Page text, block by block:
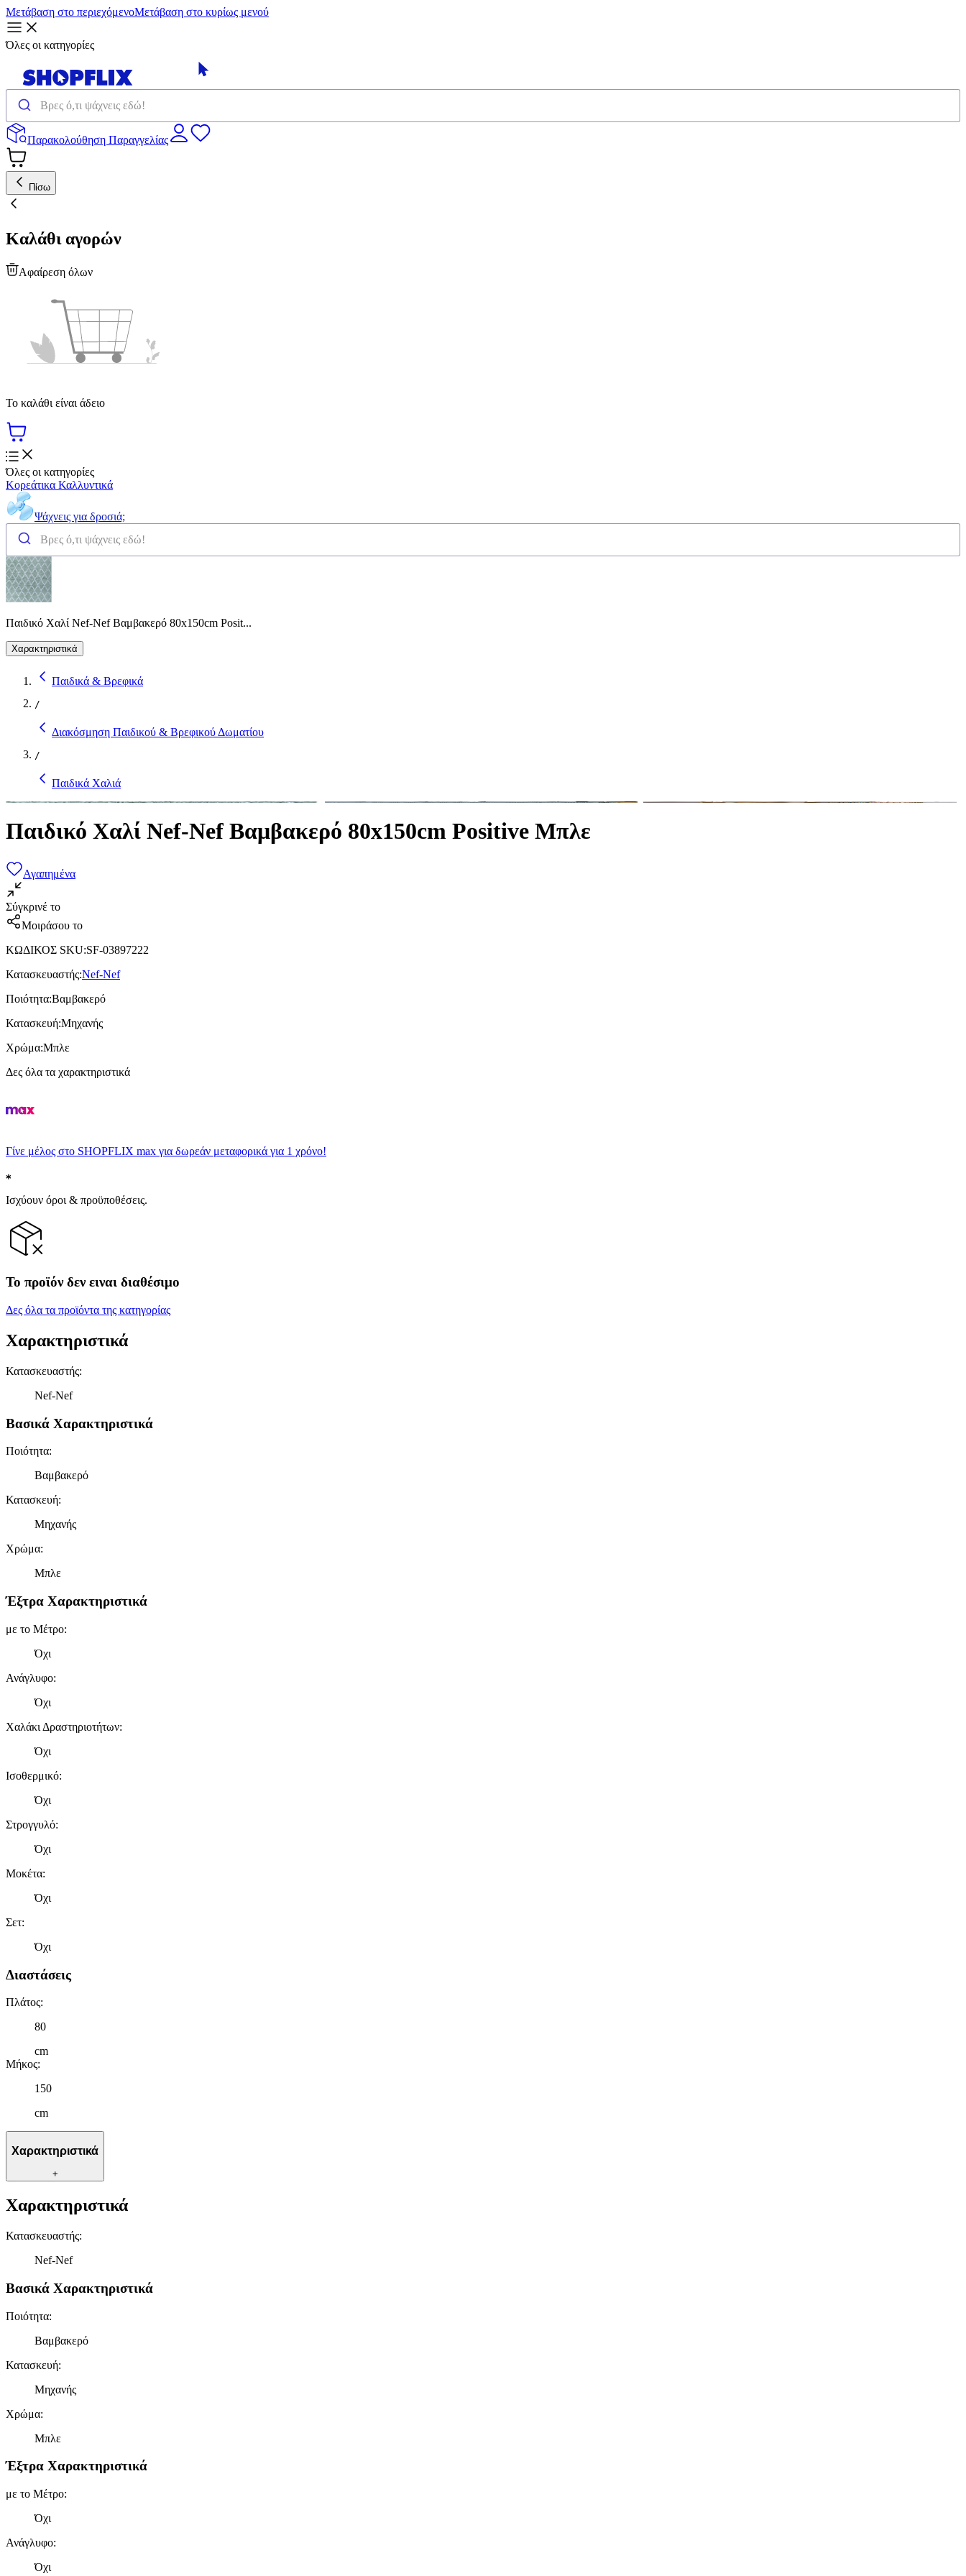
Μετάβαση στο περιεχόμενοΜετάβαση στο κυρίως μενού
Όλες οι κατηγορίες
Παρακολούθηση Παραγγελίας
Πίσω
Καλάθι αγορών
Αφαίρεση όλων
Το καλάθι είναι άδειο
Όλες οι κατηγορίες
Κορεάτικα Καλλυντικά
Ψάχνεις για δροσιά;
Παιδικό Χαλί Nef-Nef Βαμβακερό 80x150cm Posit...
Χαρακτηριστικά
Παιδικά & Βρεφικά
/
Διακόσμηση Παιδικού & Βρεφικού Δωματίου
/
Παιδικά Χαλιά
Παιδικό Χαλί Nef-Nef Βαμβακερό 80x150cm Positive Μπλε
Αγαπημένα
Σύγκρινέ το
Μοιράσου το
ΚΩΔΙΚΟΣ SKU:SF-03897222
Κατασκευαστής:Nef-Nef
Ποιότητα:Βαμβακερό
Κατασκευή:Μηχανής
Χρώμα:Μπλε
Δες όλα τα χαρακτηριστικά
Γίνε μέλος στο SHOPFLIX max για δωρεάν μεταφορικά για 1 χρόνο!
Ισχύουν όροι & προϋποθέσεις.
Το προϊόν δεν ειναι διαθέσιμο
Δες όλα τα προϊόντα της κατηγορίας
Χαρακτηριστικά
Κατασκευαστής:
Nef-Nef
Βασικά Χαρακτηριστικά
Ποιότητα:
Βαμβακερό
Κατασκευή:
Μηχανής
Χρώμα:
Μπλε
Έξτρα Χαρακτηριστικά
με το Μέτρο:
Όχι
Ανάγλυφο:
Όχι
Χαλάκι Δραστηριοτήτων:
Όχι
Ισοθερμικό:
Όχι
Στρογγυλό:
Όχι
Μοκέτα:
Όχι
Σετ:
Όχι
Διαστάσεις
Πλάτος:
80
cm
Μήκος:
150
cm
Χαρακτηριστικά
+
Χαρακτηριστικά
Κατασκευαστής:
Nef-Nef
Βασικά Χαρακτηριστικά
Ποιότητα:
Βαμβακερό
Κατασκευή:
Μηχανής
Χρώμα:
Μπλε
Έξτρα Χαρακτηριστικά
με το Μέτρο:
Όχι
Ανάγλυφο:
Όχι